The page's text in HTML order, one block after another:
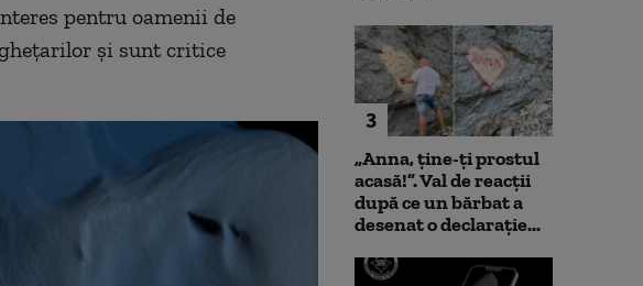
pentru oamenii de
și sunt critice
3
„Anna, ţine-ţi prostul
acasă!”. Val de reacții
după ce un bărbat a
desenat o declarație...